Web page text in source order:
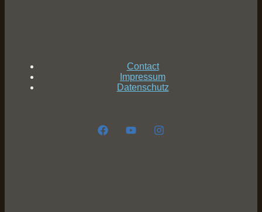
Contact
Impressum
Datenschutz